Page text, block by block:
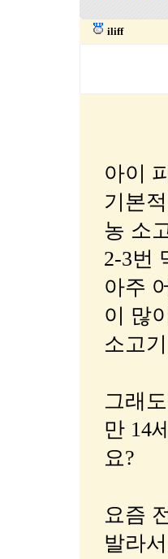
iliff
아이
기본
농 소
2-3번
아주
이 많
소고
그래
만 14
요?
요즘
발라